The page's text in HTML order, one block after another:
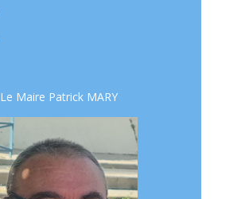
Le Maire Patrick MARY